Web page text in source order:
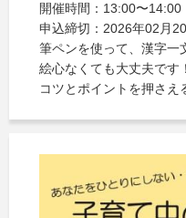
開催時間：13:00〜14:00
申込締切：2026年02月20
筆ペンを使って、漢字一
絵心なくても大丈夫です！
コツとポイントを押さえ